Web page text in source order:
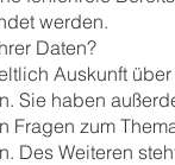
werden.
Daten?
Auskunft
Sie haben
Fragen zum
Des Weiteren